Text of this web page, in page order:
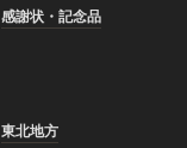
感謝状・記念品
東北地方